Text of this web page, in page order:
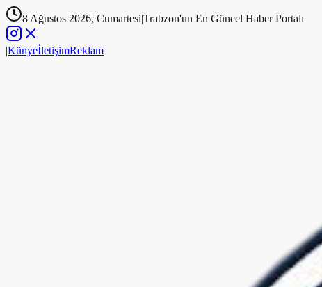
8 Ağustos 2026, Cumartesi|Trabzon'un En Güncel Haber Portalı
|KünyeİletişimReklam